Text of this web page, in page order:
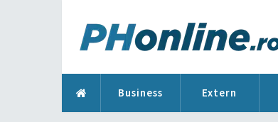
Business Extern